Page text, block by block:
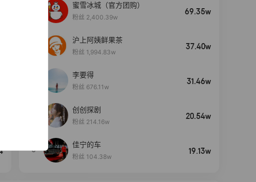
蜜雪冰城（官方团购）
粉丝 2,400.39w
69.35w
沪上阿姨鲜果茶
粉丝 1,994.83w
37.40w
李要得
粉丝 676.11w
31.46w
创创探剧
粉丝 214.16w
20.54w
5
佳宁的车
粉丝 104.38w
19.13w